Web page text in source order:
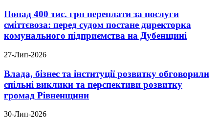
Понад 400 тис. грн переплати за послуги
сміттєвоза: перед судом постане директорка
комунального підприємства на Дубенщині
27-Лип-2026
Влада, бізнес та інституції розвитку обговорили
спільні виклики та перспективи розвитку
громад Рівненщини
30-Лип-2026